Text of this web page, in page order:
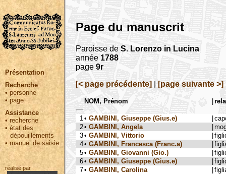
Présentation
Recherche
• personne
•page
Assistance
• recherche
•état des
dépouillements
•manuel de saisie
réalisé par :
Page du manuscrit
Paroisse de S. Lorenzo in Lucina
année 1788
page 9r
[< page précédente]
[page suivante >]
NOM, Prénom
1 • GAMBINI, Giuseppe (Gius.e)
2• GAMBINI, Angela
3• GAMBINI, Vittorio
4• GAMBINI, Francesca (Franc.a)
5• GAMBINI, Giovanni (Gio.)
6• GAMBINI, Giuseppe (Gius.e)
7• GAMBINI, Carolina